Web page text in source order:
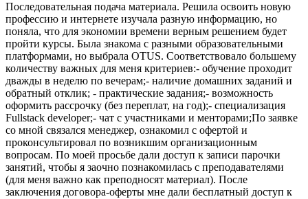
Последовательная подача материала. Решила освоить новую
профессию и интернете изучала разную информацию, но
поняла, что для экономии времени верным решением будет
пройти курсы. Была знакома с разными образовательными
платформами, но выбрала OTUS. Соответствовало большему
количеству важных для меня критериев:- обучение проходит
дважды в неделю по вечерам;- наличие домашних заданий и
обратный отклик; - практические задания;- возможность
оформить рассрочку (без переплат, на год);- специализация
Fullstack developer;- чат с участниками и менторами;По заявке
со мной связался менеджер, ознакомил с офертой и
проконсультировал по возникшим организационным
вопросам. По моей просьбе дали доступ к записи парочки
занятий, чтобы я заочно познакомилась с преподавателями
(для меня важно как преподносят материал). После
заключения договора-оферты мне дали бесплатный доступ к